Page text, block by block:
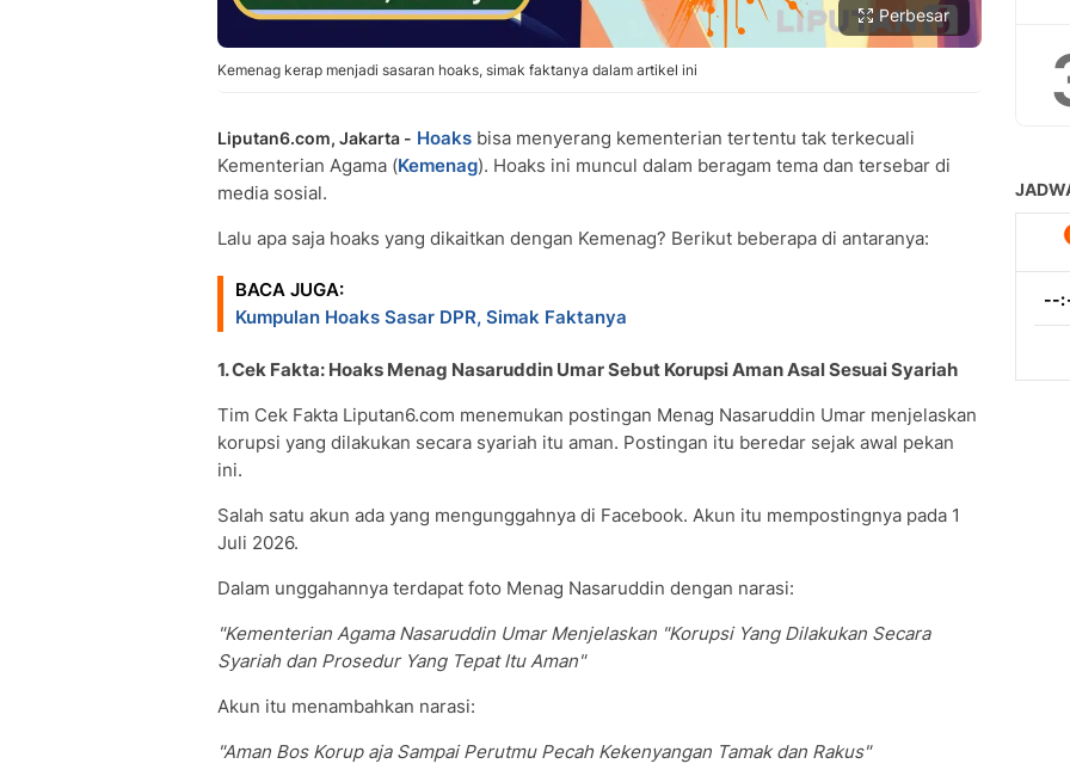
Perbesar
Kemenag kerap menjadi sasaran hoaks, simak faktanya dalam artikel ini
Liputan6.com, Jakarta - Hoaks bisa menyerang kementerian tertentu tak terkecuali
Kementerian Agama (Kemenag). Hoaks ini muncul dalam beragam tema dan tersebar di
media sosial.
Lalu apa saja hoaks yang dikaitkan dengan Kemenag? Berikut beberapa di antaranya:
BACA JUGA:
Kumpulan Hoaks Sasar DPR, Simak Faktanya
1. Cek Fakta: Hoaks Menag Nasaruddin Umar Sebut Korupsi Aman Asal Sesuai Syariah
Tim Cek Fakta Liputan6.com menemukan postingan Menag Nasaruddin Umar menjelaskan
korupsi yang dilakukan secara syariah itu aman. Postingan itu beredar sejak awal pekan
ini.
Salah satu akun ada yang mengunggahnya di Facebook. Akun itu mempostingnya pada 1
Juli 2026.
Dalam unggahannya terdapat foto Menag Nasaruddin dengan narasi:
"Kementerian Agama Nasaruddin Umar Menjelaskan "Korupsi Yang Dilakukan Secara
Syariah dan Prosedur Yang Tepat Itu Aman"
Akun itu menambahkan narasi:
"Aman Bos Korup aja Sampai Perutmu Pecah Kekenyangan Tamak dan Rakus"